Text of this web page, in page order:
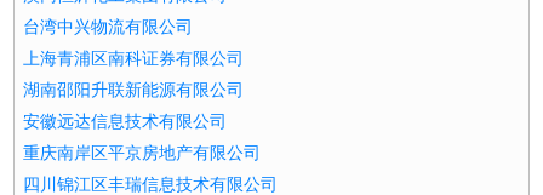
台湾中兴物流有限公司
上海青浦区南科证券有限公司
湖南邵阳升联新能源有限公司
安徽远达信息技术有限公司
重庆南岸区平京房地产有限公司
四川锦江区丰瑞信息技术有限公司